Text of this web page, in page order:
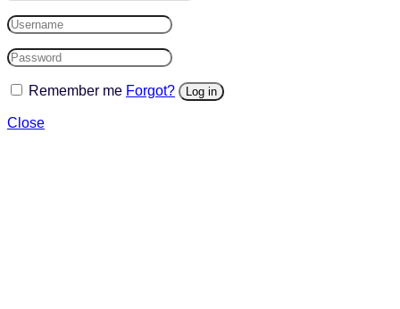
Remember me Forgot? Log in
Close